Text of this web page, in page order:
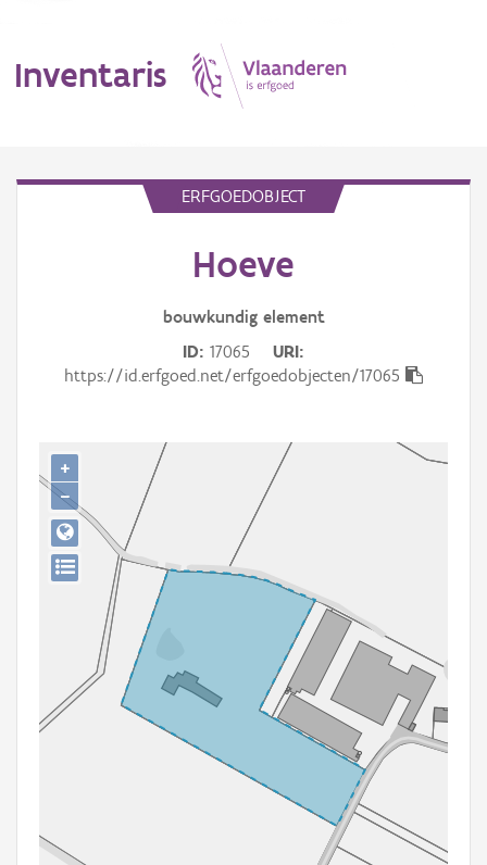
Inventaris
Gebeurtenis
Persoon of collectief
Downloads
ERFGOEDOBJECT
Hoeve
bouwkundig element
ID 17065
URI
https://id.erfgoed.net/erfgoedobjecten/17065
+
−